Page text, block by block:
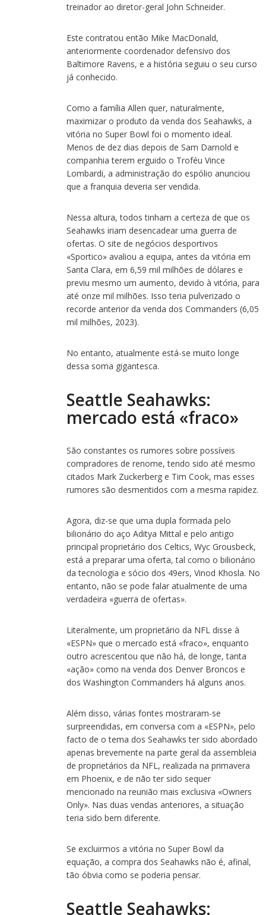
treinador ao diretor-geral John Schneider.
Este contratou então Mike MacDonald,
anteriormente coordenador defensivo dos
Baltimore Ravens, e a história seguiu o seu curso
já conhecido.
Como a família Allen quer, naturalmente,
maximizar o produto da venda dos Seahawks, a
vitória no Super Bowl foi o momento ideal.
Menos de dez dias depois de Sam Darnold e
companhia terem erguido o Troféu Vince
Lombardi, a administração do espólio anunciou
que a franquia deveria ser vendida.
Nessa altura, todos tinham a certeza de que os
Seahawks iriam desencadear uma guerra de
ofertas. O site de negócios desportivos
«Sportico» avaliou a equipa, antes da vitória em
Santa Clara, em 6,59 mil milhões de dólares e
previu mesmo um aumento, devido à vitória, para
até onze mil milhões. Isso teria pulverizado o
recorde anterior da venda dos Commanders (6,05
mil milhões, 2023).
No entanto, atualmente está-se muito longe
dessa soma gigantesca.
Seattle Seahawks:
mercado está «fraco»
São constantes os rumores sobre possíveis
compradores de renome, tendo sido até mesmo
citados Mark Zuckerberg e Tim Cook, mas esses
rumores são desmentidos com a mesma rapidez.
Agora, diz-se que uma dupla formada pelo
bilionário do aço Aditya Mittal e pelo antigo
principal proprietário dos Celtics, Wyc Grousbeck,
está a preparar uma oferta, tal como o bilionário
da tecnologia e sócio dos 49ers, Vinod Khosla. No
entanto, não se pode falar atualmente de uma
verdadeira «guerra de ofertas».
Literalmente, um proprietário da NFL disse à
«ESPN» que o mercado está «fraco», enquanto
outro acrescentou que não há, de longe, tanta
«ação» como na venda dos Denver Broncos e
dos Washington Commanders há alguns anos.
Além disso, várias fontes mostraram-se
surpreendidas, em conversa com a «ESPN», pelo
facto de o tema dos Seahawks ter sido abordado
apenas brevemente na parte geral da assembleia
de proprietários da NFL, realizada na primavera
em Phoenix, e de não ter sido sequer
mencionado na reunião mais exclusiva «Owners
Only». Nas duas vendas anteriores, a situação
teria sido bem diferente.
Se excluirmos a vitória no Super Bowl da
equação, a compra dos Seahawks não é, afinal,
tão óbvia como se poderia pensar.
Seattle Seahawks: